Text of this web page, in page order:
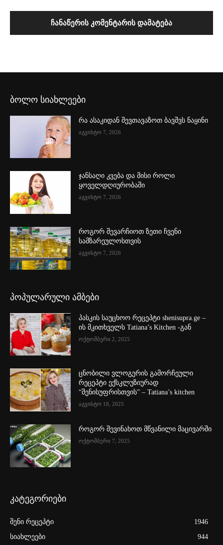
ბოლო სიახლეები
რა ასაკიდან შევთავაზოთ ბავშვს ნაყინი
აგვისტო 7, 2026
ჯანსაღი კვება და მისი როლი
ყოველდღიურობაში
აგვისტო 7, 2026
როგორ შევარჩიოთ ზეთი ჩვენი
სამზარეულოსთვის
აგვისტო 7, 2026
პოპულარული ამბები
პასკის საუცხოო რეცეპტი shenisupra.ge –
ის მკითხველს Tatiana’s Kitchen -გან
ოქტომბერი 2, 2025
ცნობილი ვლოგერის გამორჩეული
რეცეპტი ექსკლუზიურად
“შენისუფრისთვის” – Tatiana’s kitchen
აგვისტო 18, 2025
როგორ შევინახოთ მწვანილი მაცივარში
ოქტომბერი 7, 2025
კატეგორიები
შენი რეცეპტი
1946
სიახლეები
944